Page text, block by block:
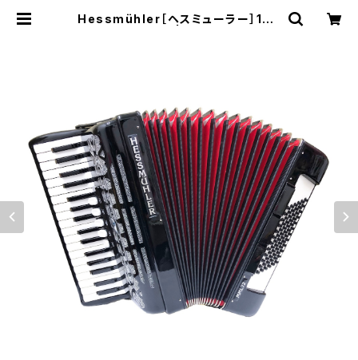
Hessmühler［ヘスミューラー］149